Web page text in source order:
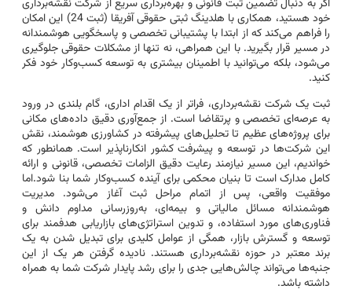
اگر به دنبال تضمین ثبت قانونی و بهره‌برداری سریع از شرکت نقشه‌برداری
خود هستید، همکاری با هلدینگ ثبتی حقوقی آفریقا (ثبت 24) این امکان
را فراهم می‌کند که از ابتدا با پشتیبانی تخصصی و پاسخگویی هوشمندانه
در مسیر قرار بگیرید. با این همراهی، نه تنها از مشکلات حقوقی جلوگیری
می‌شود، بلکه می‌توانید با اطمینان بیشتری به توسعه کسب‌وکار خود فکر
کنید.
ثبت یک شرکت نقشه‌برداری، فراتر از یک اقدام اداری، گام بلندی در ورود
به عرصه‌ای تخصصی و پرتقاضا است. از جمع‌آوری دقیق داده‌های مکانی
برای پروژه‌های عظیم تا تحلیل‌های پیشرفته در کشاورزی هوشمند، نقش
این شرکت‌ها در توسعه و پیشرفت کشور انکارناپذیر است. همانطور که
خواندیم، این مسیر نیازمند رعایت دقیق الزامات تخصصی، قانونی و ارائه
کامل مدارک است تا بنیان محکمی برای آینده کسب‌وکار شما بنا شود.اما
موفقیت واقعی، پس از اتمام مراحل ثبت آغاز می‌شود. مدیریت
هوشمندانه مسائل مالیاتی و بیمه‌ای، به‌روزرسانی مداوم دانش و
فناوری‌های مورد استفاده، و تدوین استراتژی‌های بازاریابی هدفمند برای
توسعه و گسترش بازار، همگی از عوامل کلیدی برای تبدیل شدن به یک
برند معتبر در حوزه نقشه‌برداری هستند. نادیده گرفتن هر یک از این
جنبه‌ها می‌تواند چالش‌هایی جدی را برای رشد پایدار شرکت شما به همراه
داشته باشد.